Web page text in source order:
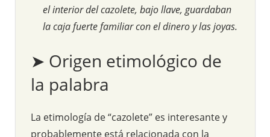
el interior del cazolete, bajo llave, guardaban
la caja fuerte familiar con el dinero y las joyas.
➤ Origen etimológico de
la palabra
La etimología de “cazolete” es interesante y
probablemente está relacionada con la